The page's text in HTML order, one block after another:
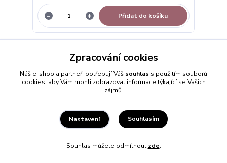
Přidat do košíku
Zpracování cookies
Náš e-shop a partneři potřebují Váš souhlas s použitím souborů
cookies, aby Vám mohli zobrazovat informace týkající se Vašich
zájmů.
Nastavení Souhlasím
Souhlas můžete odmítnout zde.